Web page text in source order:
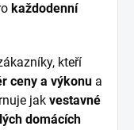
každodenní
kteří
ceny a výkonu a
jak vestavné
domácích